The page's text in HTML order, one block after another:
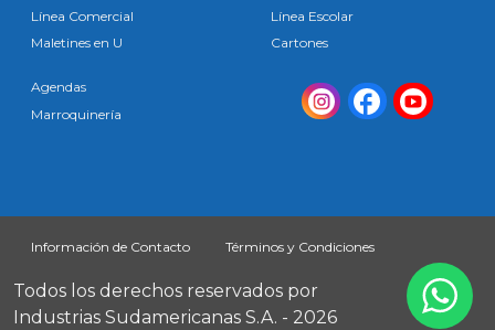
Línea Comercial
Maletines en U
Línea Escolar
Cartones
Agendas
Marroquinería
Información de Contacto Términos y Condiciones
Todos los derechos reservados por
Industrias Sudamericanas S.A. - 2026